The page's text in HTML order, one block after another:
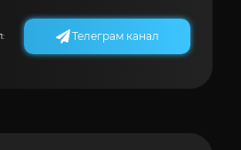
Телеграм канал